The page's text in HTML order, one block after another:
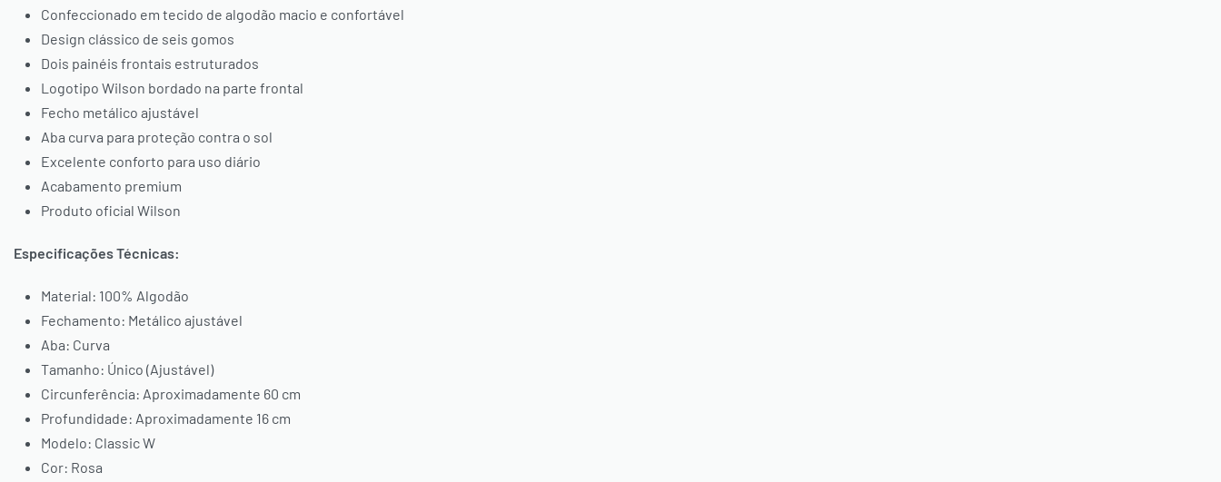
Confeccionado em tecido de algodão macio e confortável
Design clássico de seis gomos
Dois painéis frontais estruturados
Logotipo Wilson bordado na parte frontal
Fecho metálico ajustável
Aba curva para proteção contra o sol
Excelente conforto para uso diário
Acabamento premium
Produto oficial Wilson
Especificações Técnicas:
Material: 100% Algodão
Fechamento: Metálico ajustável
Aba: Curva
Tamanho: Único (Ajustável)
Circunferência: Aproximadamente 60 cm
Profundidade: Aproximadamente 16 cm
Modelo: Classic W
Cor: Rosa